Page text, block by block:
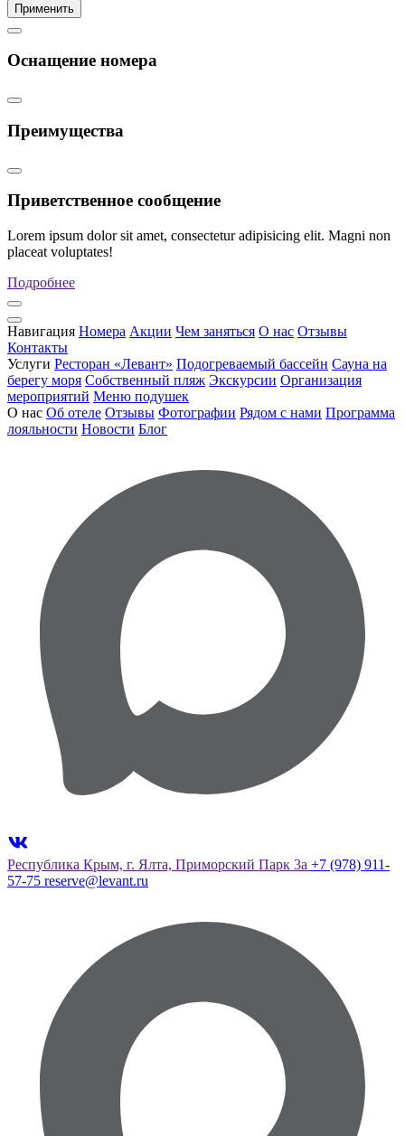
Применить
Оснащение номера
Преимущества
Приветственное сообщение
Lorem ipsum dolor sit amet, consectetur adipisicing elit. Magni non
placeat voluptates!
Подробнее
Навигация Номера Акции Чем заняться О нас Отзывы
Контакты
Услуги Ресторан «Левант» Подогреваемый бассейн Сауна на
берегу моря Собственный пляж Экскурсии Организация
мероприятий Меню подушек
О нас Об отеле Отзывы Фотографии Рядом с нами Программа
лояльности Новости Блог
Республика Крым, г. Ялта, Приморский Парк 3а +7 (978) 911-
57-75 reserve@levant.ru